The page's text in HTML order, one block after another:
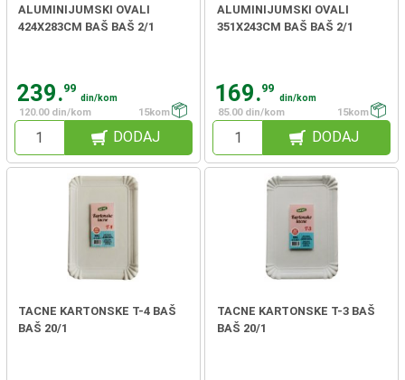
ALUMINIJUMSKI OVALI
424X283CM BAŠ BAŠ 2/1
239.99
din/kom
120.00 din/kom
15kom
DODAJ
ALUMINIJUMSKI OVALI
351X243CM BAŠ BAŠ 2/1
169.99
din/kom
85.00 din/kom
15kom
DODAJ
TACNE KARTONSKE T-4 BAŠ
BAŠ 20/1
TACNE KARTONSKE T-3 BAŠ
BAŠ 20/1